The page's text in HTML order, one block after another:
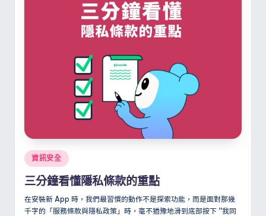
Posted
in
資訊安全
三分鐘看懂隱私條款的重點
在安裝新 App 時，我們最習慣的動作不是探索功能，而是面對那幾
千字的「服務條款與隱私政策」時，毫不猶豫地滑到底部按下 ”我同